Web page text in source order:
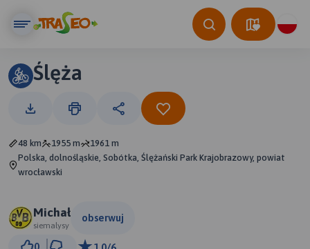
Ślęża
48 km 1955 m
1961 m
Polska, dolnośląskie, Sobótka, Ślężański Park Krajobrazowy, powiat
wrocławski
Michał
siemalysy
obserwuj
0